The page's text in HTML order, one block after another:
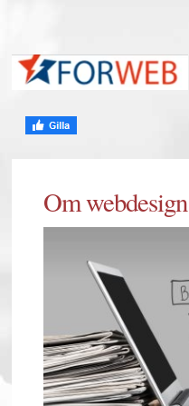
Om webdesign